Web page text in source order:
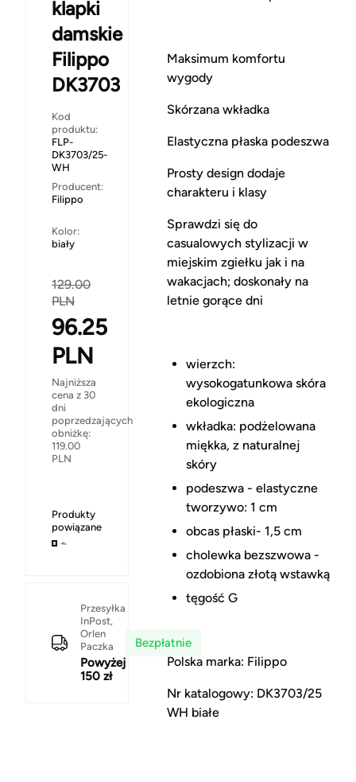
klapki
damskie
Filippo
DK3703
Kod
produktu:
FLP-
DK3703/25-
WH
Producent:
Filippo
Kolor:
biały
129.00
PLN
96.25
PLN
Najniższa
cena z 30
dni
poprzedzających
obniżkę:
119.00
PLN
Produkty
powiązane
Przesyłka
InPost,
Orlen
Paczka
Powyżej
150 zł
Bezpłatnie
Maksimum komfortu
wygody
Skórzana wkładka
Elastyczna płaska podeszwa
Prosty design dodaje
charakteru i klasy
Sprawdzi się do
casualowych stylizacji w
miejskim zgiełku jak i na
wakacjach; doskonały na
letnie gorące dni
wierzch:
wysokogatunkowa skóra
ekologiczna
wkładka: podżelowana
miękka, z naturalnej
skóry
podeszwa - elastyczne
tworzywo: 1 cm
obcas płaski- 1,5 cm
cholewka bezszwowa -
ozdobiona złotą wstawką
tęgość G
Polska marka: Filippo
Nr katalogowy: DK3703/25
WH białe